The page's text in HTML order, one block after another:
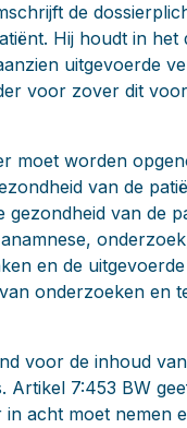
de
Hij houdt in het
uitgevoerde
voor zover dit
moet worden
van de
van de
en de
onderzoeken en
voor de inhoud
7:453 BW
acht moet nemen